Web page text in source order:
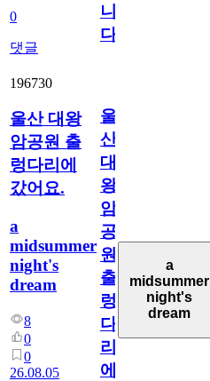
0
댓글
니
다
196730
울산 대왕
암공원 출
렁다리에
갔어요.
a
midsummer
night's
dream
8
0
0
26.08.05
울
산
대
왕
암
공
원
출
렁
다
리
에
a
midsummer
night's
dream